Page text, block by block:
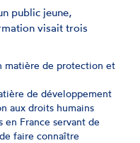
public jeune,
visait trois
matière de protection et
de développement
aux droits humains
en France servant de
faire connaître